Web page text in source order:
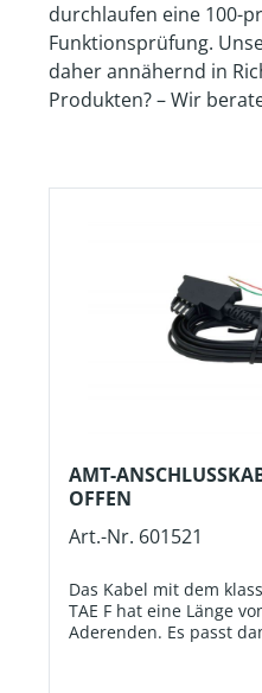
durchlaufen eine 100-
Funktionsprüfung.
daher annähernd in
Produkten? – Wir
AMT-
OFFEN
Art.-Nr. 601521
Das Kabel mit dem
TAE F hat eine Länge
Aderenden. Es passt